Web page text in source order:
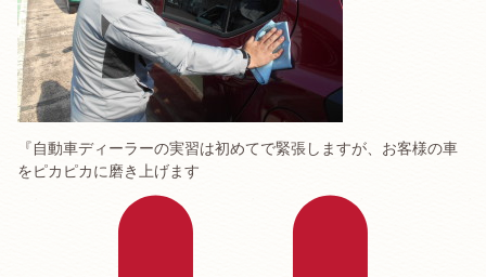
『自動車ディーラーの実習は初めてで緊張しますが、お客様の車
をピカピカに磨き上げます